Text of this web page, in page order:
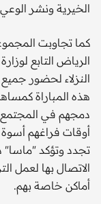
الخيرية ونشر
كما تجاوبت
الرياض التابع
النزلاء لحضور
هذه المباراة
دمجهم في المجتمع
أوقات فراغهم أسوة
تجدد وتؤكد "ماسا"
الاتصال بها لعمل
أماكن خاصة بهم.